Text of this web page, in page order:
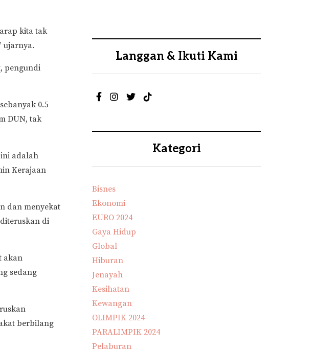
kita tak
ujarnya.
pengundi
0.5
DUN, tak
adalah
Kerajaan
dan menyekat
di
akan
sedang
berbilang
Langgan & Ikuti Kami
Kategori
Bisnes
Ekonomi
EURO 2024
Gaya Hidup
Global
Hiburan
Jenayah
Kesihatan
Kewangan
OLIMPIK 2024
PARALIMPIK 2024
Pelaburan